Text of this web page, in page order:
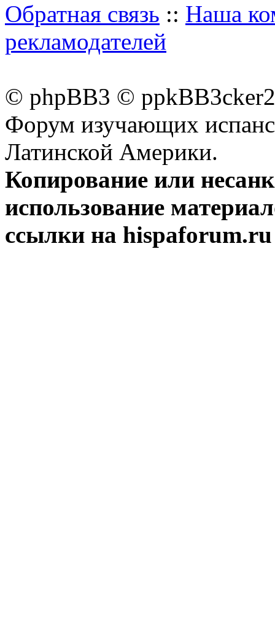
Обратная связь :: Наша
рекламодателей
© phpBB3 ©
Форум изучающих
Латинской Америки.
Копирование или
использование
ссылки на hispaforum.ru